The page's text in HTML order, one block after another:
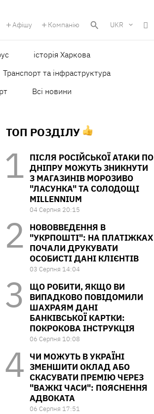
Афішу Компанію UKR
історія Харкова
Транспорт та інфраструктура
Всі новини
ТОП РОЗДІЛУ
ПІСЛЯ РОСІЙСЬКОЇ АТАКИ ПО
ДНІПРУ МОЖУТЬ ЗНИКНУТИ
З МАГАЗИНІВ МОРОЗИВО
"ЛАСУНКА" ТА СОЛОДОЩІ
MILLENNIUM
04 Серпня 20:15
НОВОВВЕДЕННЯ В
"УКРПОШТІ": НА ПЛАТІЖКАХ
ПОЧАЛИ ДРУКУВАТИ
ОСОБИСТІ ДАНІ КЛІЄНТІВ
03 Серпня 14:04
ЩО РОБИТИ, ЯКЩО ВИ
ВИПАДКОВО ПОВІДОМИЛИ
ШАХРАЯМ ДАНІ
БАНКІВСЬКОЇ КАРТКИ:
ПОКРОКОВА ІНСТРУКЦІЯ
06 Серпня 10:08
ЧИ МОЖУТЬ В УКРАЇНІ
ЗМЕНШИТИ ОКЛАД АБО
СКАСУВАТИ ПРЕМІЮ ЧЕРЕЗ
"ВАЖКІ ЧАСИ": ПОЯСНЕННЯ
АДВОКАТА
06 Серпня 17:51